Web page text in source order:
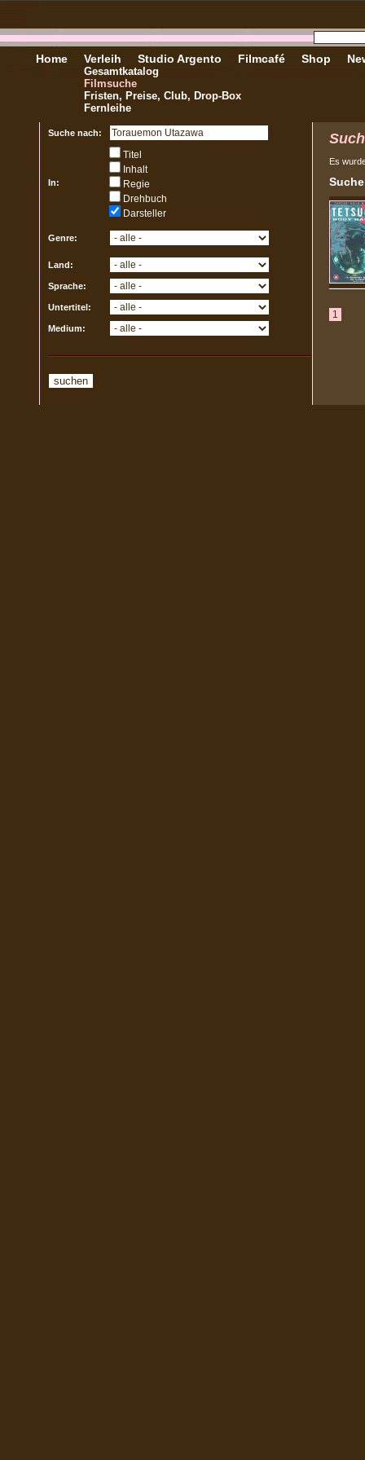
Home Verleih
Gesamtkatalog
Filmsuche
Fristen, Preise, Club, Drop-Box
Fernleihe
Studio Argento Filmcafé Shop
Suche nach:
In:
Titel
Inhalt
Regie
Drehbuch
Darsteller
Genre:
Land:
Sprache:
Untertitel:
Medium:
Es
1